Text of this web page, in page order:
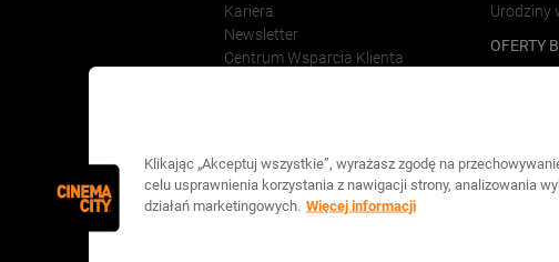
Kariera
Newsletter
Centrum Wsparcia Klienta
Urodziny
OFERTY
Klikając „Akceptuj wszystkie”, wyrażasz zgodę na
celu usprawnienia korzystania z nawigacji strony, analizowania
działań marketingowych. Więcej informacji